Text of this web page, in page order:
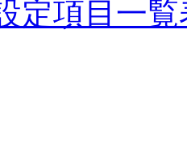
定項目一覧